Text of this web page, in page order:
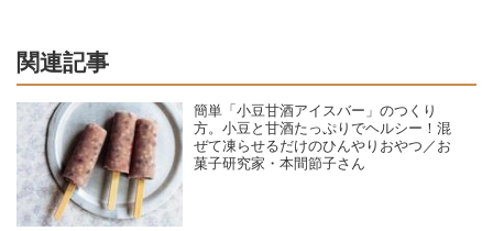
関連記事
簡単「小豆甘酒アイスバー」のつくり
方。小豆と甘酒たっぷりでヘルシー！混
ぜて凍らせるだけのひんやりおやつ／お
菓子研究家・本間節子さん